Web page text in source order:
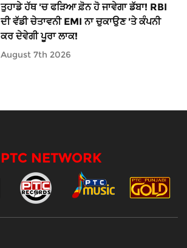
ਤੁਹਾਡੇ ਹੱਥ 'ਚ ਫੜਿਆ ਫ਼ੋਨ ਹੋ ਜਾਵੇਗਾ ਡੱਬਾ! RBI
ਦੀ ਵੱਡੀ ਚੇਤਾਵਨੀ EMI ਨਾ ਚੁਕਾਉਣ 'ਤੇ ਕੰਪਨੀ
ਕਰ ਦੇਵੇਗੀ ਪੂਰਾ ਲਾਕ!
August 7th 2026
PTC NETWORK